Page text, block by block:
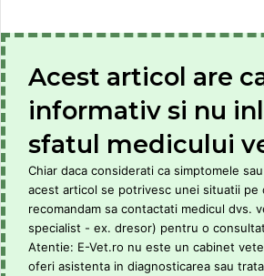
Acest articol are
informativ si nu
sfatul medicului
Chiar daca considerati ca simptomele
acest articol se potrivesc unei situatii pe
recomandam sa contactati medicul dvs.
specialist - ex. dresor) pentru o
Atentie: E-Vet.ro nu este un cabinet
oferi asistenta in diagnosticarea sau